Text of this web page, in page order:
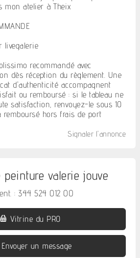
mon atelier à Theix
livegalerie
recommandé avec
dès réception du règlement. Une
d'authenticité accompagnent
ou remboursé : si le tableau ne
satisfaction, renvoyez-le sous 10
remboursé hors frais de port
Signaler l'annonce
peinture valerie jouve
: 344 524 012 00
Vitrine du PRO
Envoyer un message